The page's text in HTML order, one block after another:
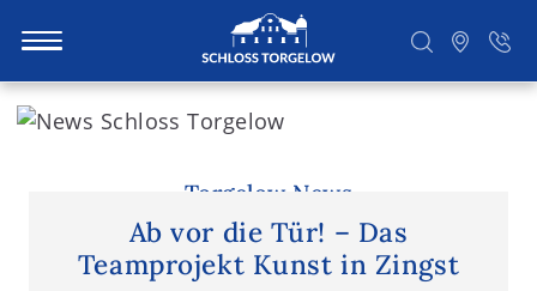
S
Torgelow News
Ab vor die Tür! – Das
Teamprojekt Kunst in Zingst